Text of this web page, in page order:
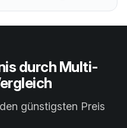
durch Multi-
günstigsten Preis